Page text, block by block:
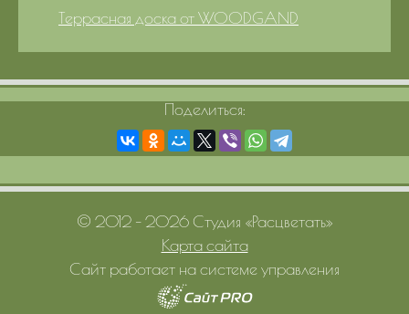
Террасная доска от WOODGAND
Поделиться:
© 2012 – 2026 Студия «Расцветать»
Карта сайта
Сайт работает на системе управления